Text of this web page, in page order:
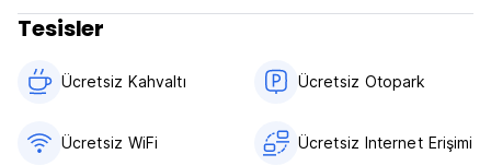
Tesisler
Ücretsiz Kahvaltı‎ Ücretsiz Otopark
Ücretsiz WiFi Ücretsiz Internet Erişimi